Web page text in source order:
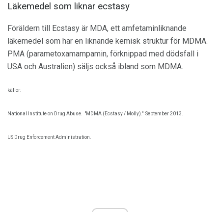
Läkemedel som liknar ecstasy
Föräldern till Ecstasy är MDA, ett amfetaminliknande
läkemedel som har en liknande kemisk struktur för MDMA.
PMA (parametoxamampamin, förknippad med dödsfall i
USA och Australien) säljs också ibland som MDMA.
källor:
National Institute on Drug Abuse. "MDMA (Ecstasy / Molly)." September 2013.
US Drug Enforcement Administration.